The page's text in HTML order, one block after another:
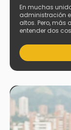
En muchas
administración
altos. Pero, más
entender dos